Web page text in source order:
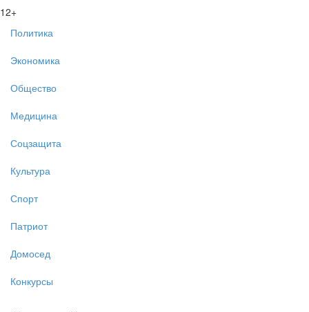
12+
Политика
Экономика
Общество
Медицина
Соцзащита
Культура
Спорт
Патриот
Домосед
Конкурсы